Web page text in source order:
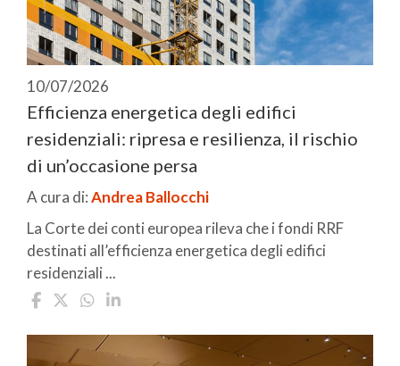
10/07/2026
Efficienza energetica degli edifici
residenziali: ripresa e resilienza, il rischio
di un’occasione persa
A cura di:Andrea Ballocchi
La Corte dei conti europea rileva che i fondi RRF
destinati all’efficienza energetica degli edifici
residenziali ...